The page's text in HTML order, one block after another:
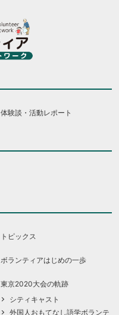
体験談・活動レポート
トピックス
ボランティアはじめの一歩
東京2020大会の軌跡
シティキャスト
外国人おもてなし語学ボランテ